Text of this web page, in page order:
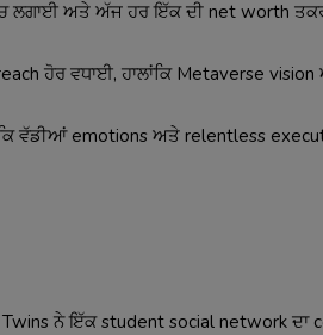
ਲਗਾਈ ਅਤੇ ਅੱਜ ਹਰ ਇੱਕ ਦੀ net worth
ਹੋਰ ਵਧਾਈ, ਹਾਲਾਂਕਿ Metaverse
ਵੱਡੀਆਂ emotions ਅਤੇ relentless
ਨੇ ਇੱਕ student social network ਦਾ